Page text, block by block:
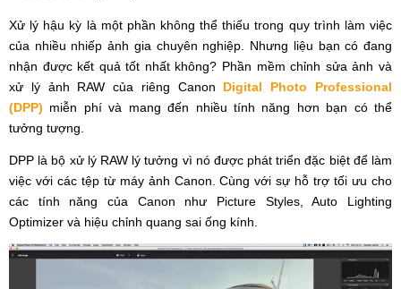
Xử lý hậu kỳ là một phần không thể thiếu trong quy trình làm việc
của nhiều nhiếp ảnh gia chuyên nghiệp. Nhưng liệu bạn có đang
nhận được kết quả tốt nhất không? Phần mềm chỉnh sửa ảnh và
xử lý ảnh RAW của riêng Canon Digital Photo Professional
(DPP) miễn phí và mang đến nhiều tính năng hơn bạn có thể
tưởng tượng.
DPP là bộ xử lý RAW lý tưởng vì nó được phát triển đặc biệt để làm
việc với các tệp từ máy ảnh Canon. Cùng với sự hỗ trợ tối ưu cho
các tính năng của Canon như Picture Styles, Auto Lighting
Optimizer và hiệu chỉnh quang sai ống kính.